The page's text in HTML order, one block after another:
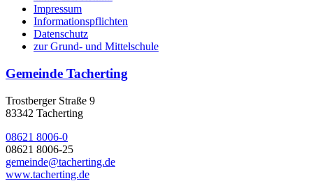
Impressum
Informationspflichten
Datenschutz
zur Grund- und Mittelschule
Gemeinde Tacherting
Trostberger Straße 9
83342 Tacherting
08621 8006-0
08621 8006-25
gemeinde@tacherting.de
www.tacherting.de